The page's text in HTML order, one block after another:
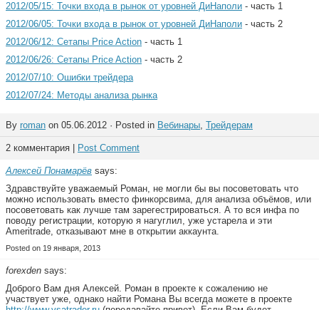
2012/05/15: Точки входа в рынок от уровней ДиНаполи - часть 1
2012/06/05: Точки входа в рынок от уровней ДиНаполи - часть 2
2012/06/12: Сетапы Price Action - часть 1
2012/06/26: Сетапы Price Action - часть 2
2012/07/10: Ошибки трейдера
2012/07/24: Методы анализа рынка
By roman on 05.06.2012 · Posted in Вебинары, Трейдерам
2 комментария | Post Comment
Алексей Понамарёв says:
Здравствуйте уважаемый Роман, не могли бы вы посоветовать что
можно использовать вместо финкорсвима, для анализа объёмов, или
посоветовать как лучше там зарегестрироваться. А то вся инфа по
поводу регистрации, которую я нагуглил, уже устарела и эти
Ameritrade, отказывают мне в открытии аккаунта.
Posted on 19 января, 2013
forexden says:
Доброго Вам дня Алексей. Роман в проекте к сожалению не
участвует уже, однако найти Романа Вы всегда можете в проекте